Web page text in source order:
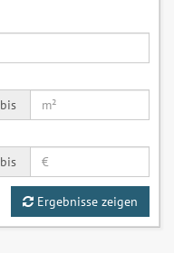
bis
bis
Ergebnisse zeigen